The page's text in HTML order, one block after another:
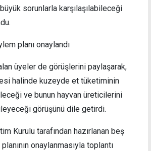
sorunlarla karşılaşılabileceği
planı onaylandı
üyeler de görüşlerini paylaşarak,
halinde kuzeyde et tüketiminin
ve bunun hayvan üreticilerini
görüşünü dile getirdi.
Kurulu tarafından hazırlanan beş
onaylanmasıyla toplantı